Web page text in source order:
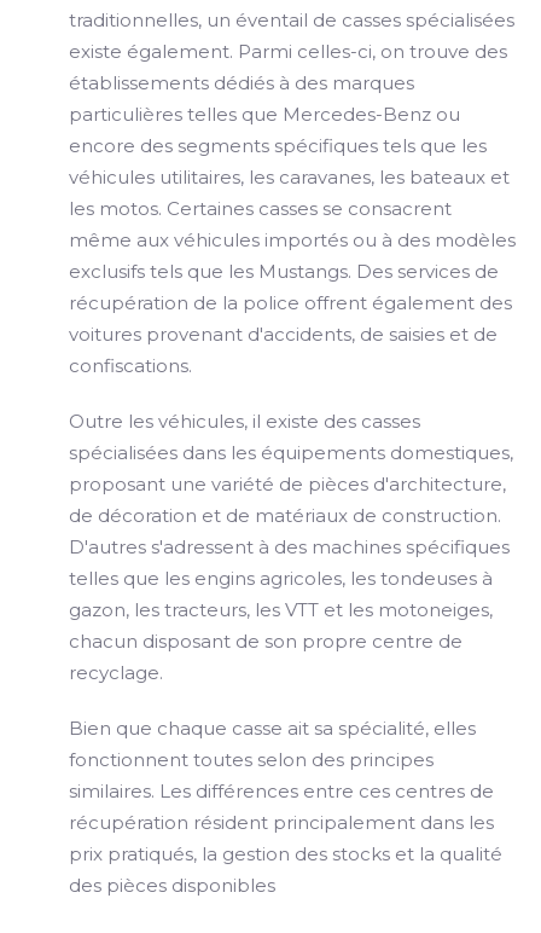
traditionnelles, un éventail de casses spécialisées
existe également. Parmi celles-ci, on trouve des
établissements dédiés à des marques
particulières telles que Mercedes-Benz ou
encore des segments spécifiques tels que les
véhicules utilitaires, les caravanes, les bateaux et
les motos. Certaines casses se consacrent
même aux véhicules importés ou à des modèles
exclusifs tels que les Mustangs. Des services de
récupération de la police offrent également des
voitures provenant d'accidents, de saisies et de
confiscations.
Outre les véhicules, il existe des casses
spécialisées dans les équipements domestiques,
proposant une variété de pièces d'architecture,
de décoration et de matériaux de construction.
D'autres s'adressent à des machines spécifiques
telles que les engins agricoles, les tondeuses à
gazon, les tracteurs, les VTT et les motoneiges,
chacun disposant de son propre centre de
recyclage.
Bien que chaque casse ait sa spécialité, elles
fonctionnent toutes selon des principes
similaires. Les différences entre ces centres de
récupération résident principalement dans les
prix pratiqués, la gestion des stocks et la qualité
des pièces disponibles